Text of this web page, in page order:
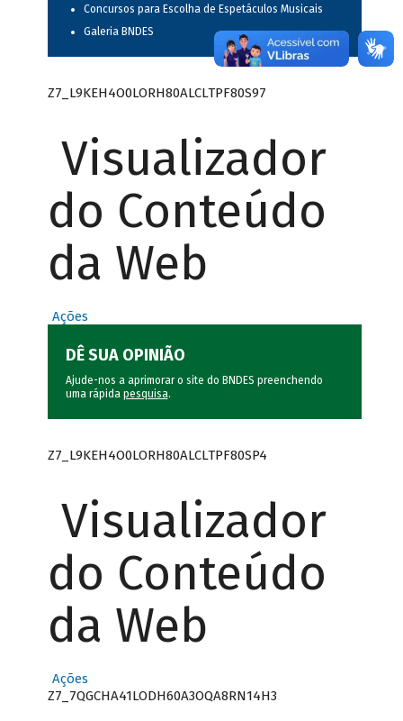
Concursos para Escolha de Espetáculos Musicais
Galeria BNDES
Z7_L9KEH4O0LORH80ALCLTPF80S97
Visualizador
do Conteúdo
da Web
Ações
DÊ SUA OPINIÃO
Ajude-nos a aprimorar o site do BNDES preenchendo
uma rápida pesquisa.
Z7_L9KEH4O0LORH80ALCLTPF80SP4
Visualizador
do Conteúdo
da Web
Ações
Z7_7QGCHA41LODH60A3OQA8RN14H3